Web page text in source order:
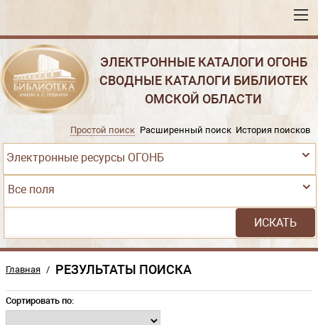
ЭЛЕКТРОННЫЕ КАТАЛОГИ ОГОНБ
СВОДНЫЕ КАТАЛОГИ БИБЛИОТЕК
ОМСКОЙ ОБЛАСТИ
Электронные ресурсы ОГОНБ
Простой поиск Расширенный поиск История поисков
Все поля
Главная / РЕЗУЛЬТАТЫ ПОИСКА
Сортировать по: